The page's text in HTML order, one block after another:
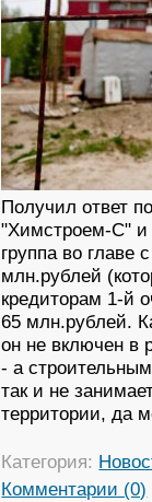
Получил ответ
"Химстроем-С" и
группа во главе
млн.рублей
кредиторам 1-й
65 млн.рублей.
он не включен в
- а
так и не
территории, да
Категория:
Комментарии (0)